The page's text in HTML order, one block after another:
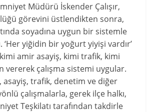
Müdürü İskender Çalışır,
görevini üstlendikten sonra,
soyadına uygun bir sistemle
‘Her yiğidin bir yoğurt yiyişi vardır’
amir asayiş, kimi trafik, kimi
vererek çalışma sistemi uygular.
asayiş, trafik, denetim ve diğer
çalışmalarla, gerek ilçe halkı,
Teşkilatı tarafından takdirle